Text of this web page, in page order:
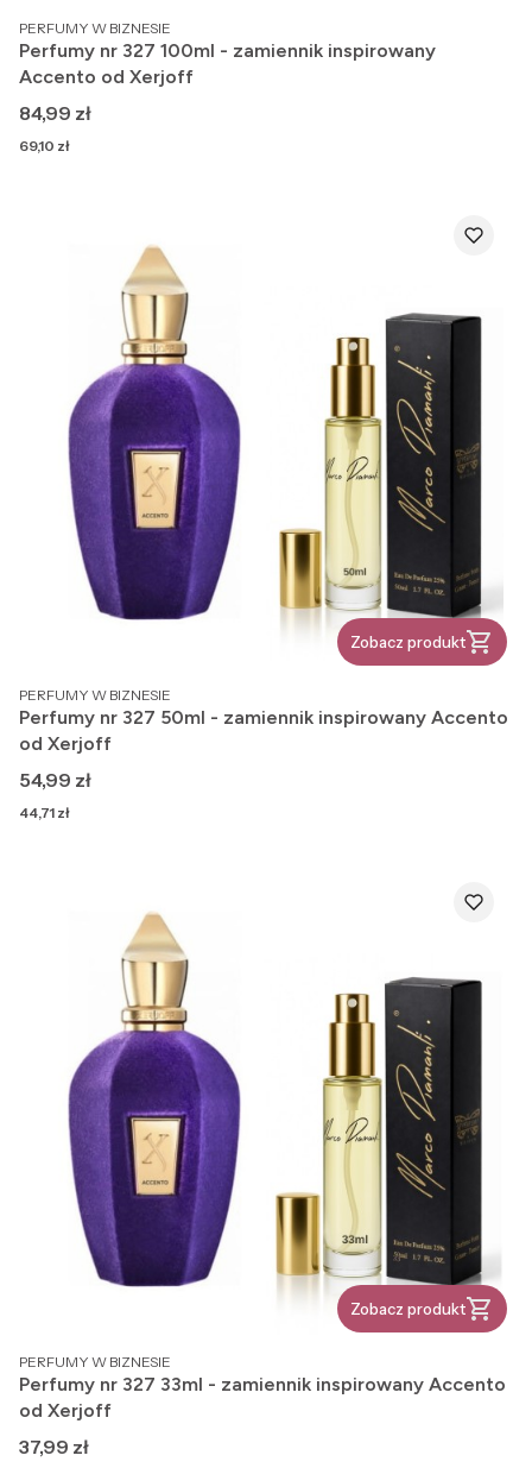
PRODUCENT
PERFUMY W BIZNESIE
Perfumy nr 327 100ml - zamiennik inspirowany
Accento od Xerjoff
Cena
84,99 zł
Cena
69,10 zł
Zobacz produkt
PRODUCENT
PERFUMY W BIZNESIE
Perfumy nr 327 50ml - zamiennik inspirowany Accento
od Xerjoff
Cena
54,99 zł
Cena
44,71 zł
Zobacz produkt
PRODUCENT
PERFUMY W BIZNESIE
Perfumy nr 327 33ml - zamiennik inspirowany Accento
od Xerjoff
Cena
37,99 zł